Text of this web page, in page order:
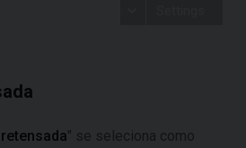
" se seleciona como